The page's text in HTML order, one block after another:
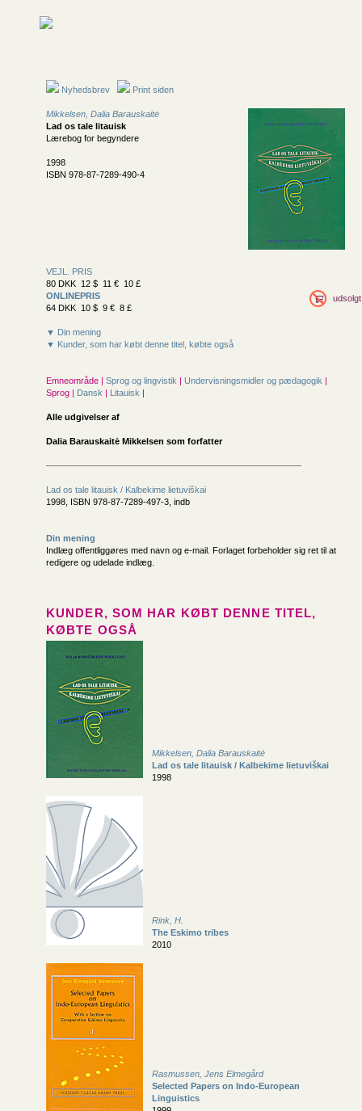
Nyhedsbrev Print siden
Mikkelsen, Dalia Barauskaitė
Lad os tale litauisk
Lærebog for begyndere
1998
ISBN 978-87-7289-490-4
VEJL. PRIS
80 DKK 12 $ 11 € 10 £
ONLINEPRIS
64 DKK 10 $ 9 € 8 £
udsolgt
▼ Din mening
▼ Kunder, som har købt denne titel, købte også
Emneområde | Sprog og lingvistik | Undervisningsmidler og pædagogik |
Sprog | Dansk | Litauisk |
Alle udgivelser af
Dalia Barauskaitė Mikkelsen som forfatter
Lad os tale litauisk / Kalbekime lietuviškai
1998, ISBN 978-87-7289-497-3, indb
Din mening
Indlæg offentliggøres med navn og e-mail. Forlaget forbeholder sig ret til at
redigere og udelade indlæg.
KUNDER, SOM HAR KØBT DENNE TITEL,
KØBTE OGSÅ
Mikkelsen, Dalia Barauskaitė
Lad os tale litauisk / Kalbekime lietuviškai
1998
Rink, H.
The Eskimo tribes
2010
Rasmussen, Jens Elmegård
Selected Papers on Indo-European
Linguistics